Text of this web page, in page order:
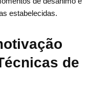
estabelecidas.
de